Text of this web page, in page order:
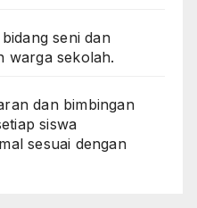
seni dan
warga sekolah.
dan bimbingan
siswa
sesuai dengan